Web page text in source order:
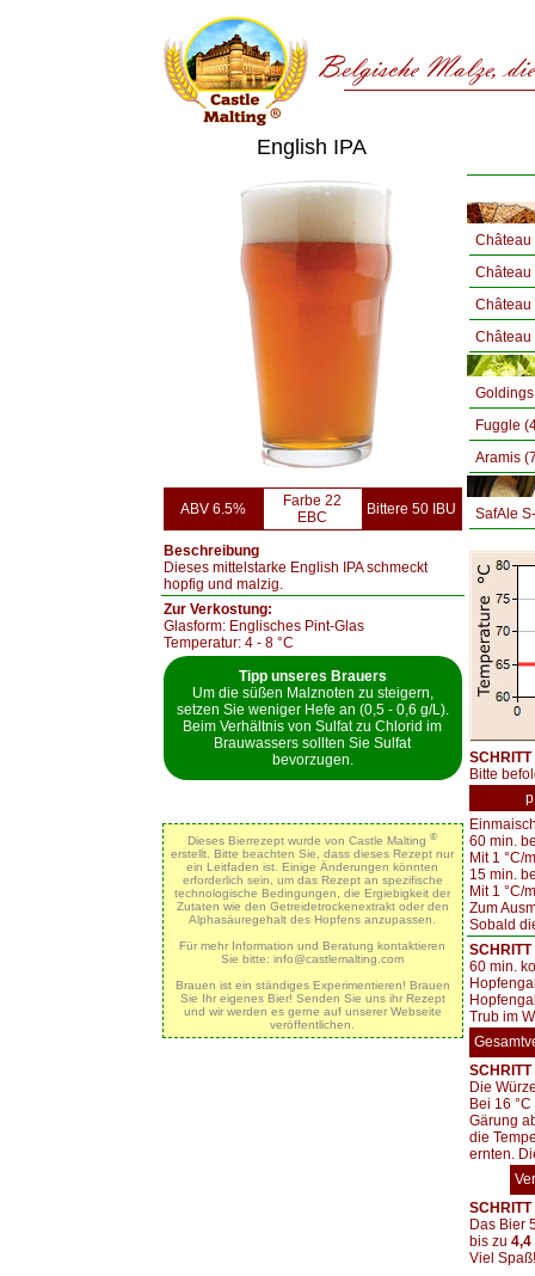
English IPA
ABV 6.5%
Farbe 22
EBC
Bittere 50 IBU
Beschreibung
Dieses mittelstarke English IPA schmeckt
hopfig und malzig.
Zur Verkostung:
Glasform: Englisches Pint-Glas
Temperatur: 4 - 8 °C
Tipp unseres Brauers
Um die süßen Malznoten zu steigern,
setzen Sie weniger Hefe an (0,5 - 0,6 g/L).
Beim Verhältnis von Sulfat zu Chlorid im
Brauwassers sollten Sie Sulfat
bevorzugen.
Dieses Bierrezept wurde von Castle Malting ®
erstellt. Bitte beachten Sie, dass dieses Rezept nur
ein Leitfaden ist. Einige Änderungen könnten
erforderlich sein, um das Rezept an spezifische
technologische Bedingungen, die Ergiebigkeit der
Zutaten wie den Getreidetrockenextrakt oder den
Alphasäuregehalt des Hopfens anzupassen.
Für mehr Information und Beratung kontaktieren
Sie bitte: info@castlemalting.com
Brauen ist ein ständiges Experimentieren! Brauen
Sie Ihr eigenes Bier! Senden Sie uns ihr Rezept
und wir werden es gerne auf unserer Webseite
veröffentlichen.
Château
Château
Fuggle
Aramis
SafAle
Bitte
60 min.
Mit 1 °C/
15 min.
Mit 1 °C/
Zum
Sobald
60 min.
Trub im
Die
Bei 16
Gärung
die
ernten.
Das Bier
bis zu 4,4
Viel Spaß!